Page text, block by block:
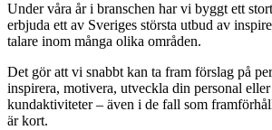
Under våra år i branschen har vi byggt ett
erbjuda ett av Sveriges största utbud av
talare inom många olika områden.
Det gör att vi snabbt kan ta fram förslag på
inspirera, motivera, utveckla din personal
kundaktiviteter – även i de fall som
är kort.